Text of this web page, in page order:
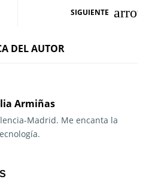
SIGUIENTE
DEL AUTOR
Armiñas
Madrid. Me encanta la